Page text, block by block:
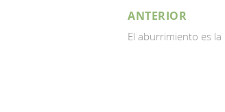
ANTERIOR
El aburrimiento es